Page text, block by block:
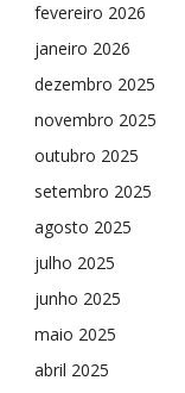
fevereiro 2026
janeiro 2026
dezembro 2025
novembro 2025
outubro 2025
setembro 2025
agosto 2025
julho 2025
junho 2025
maio 2025
abril 2025